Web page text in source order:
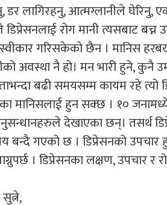
लागिरहनु, आत्मग्लानीले घेरिनु,
डिप्रेसनलाई रोग मानी त्यसबाट
गरिसकेको छैन । मानिस
अवस्था नै हो। मन भारी हुने, कुनै
बढी समयसम्म कायम रहे
मानिसलाई हुन सक्छ । १०
अनुसन्धानहरुले देखाएका छन्। तसर्थ
बन्दै गएको छ । डिप्रेसनको
। डिप्रेसनका लक्षण, उपचार र